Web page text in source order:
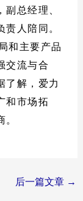
总经理、
人陪同。
和主要产品
交流与合
了解，爱力
和市场拓
后一篇文章 →